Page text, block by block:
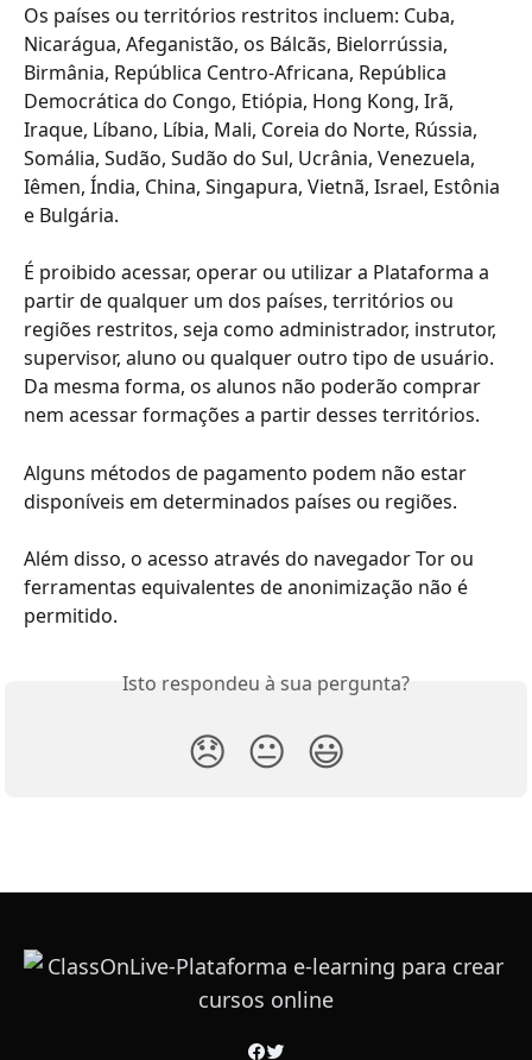
Os países ou territórios restritos incluem: Cuba,
Nicarágua, Afeganistão, os Bálcãs, Bielorrússia,
Birmânia, República Centro-Africana, República
Democrática do Congo, Etiópia, Hong Kong, Irã,
Iraque, Líbano, Líbia, Mali, Coreia do Norte, Rússia,
Somália, Sudão, Sudão do Sul, Ucrânia, Venezuela,
Iêmen, Índia, China, Singapura, Vietnã, Israel, Estônia
e Bulgária.
É proibido acessar, operar ou utilizar a Plataforma a
partir de qualquer um dos países, territórios ou
regiões restritos, seja como administrador, instrutor,
supervisor, aluno ou qualquer outro tipo de usuário.
Da mesma forma, os alunos não poderão comprar
nem acessar formações a partir desses territórios.
Alguns métodos de pagamento podem não estar
disponíveis em determinados países ou regiões.
Além disso, o acesso através do navegador Tor ou
ferramentas equivalentes de anonimização não é
permitido.
Isto respondeu à sua pergunta?
😞 😐 😃